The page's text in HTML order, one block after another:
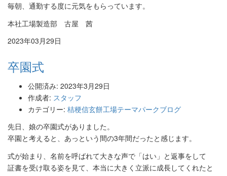
毎朝、通勤する度に元気をもらっています。
本社工場製造部 古屋 茜
2023年03月29日
卒園式
公開済み: 2023年3月29日
作成者: スタッフ
カテゴリー: 桔梗信玄餅工場テーマパークブログ
先日、娘の卒園式がありました。
卒園と考えると、あっという間の3年間だったと感じます。
式が始まり、名前を呼ばれて大きな声で「はい」と返事をして
証書を受け取る姿を見て、本当に大きく立派に成長してくれたと